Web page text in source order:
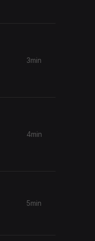
3min
4min
5min